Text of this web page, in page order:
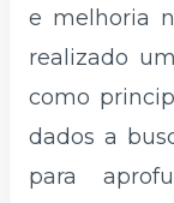
e melhoria
realizado
como
dados a
para